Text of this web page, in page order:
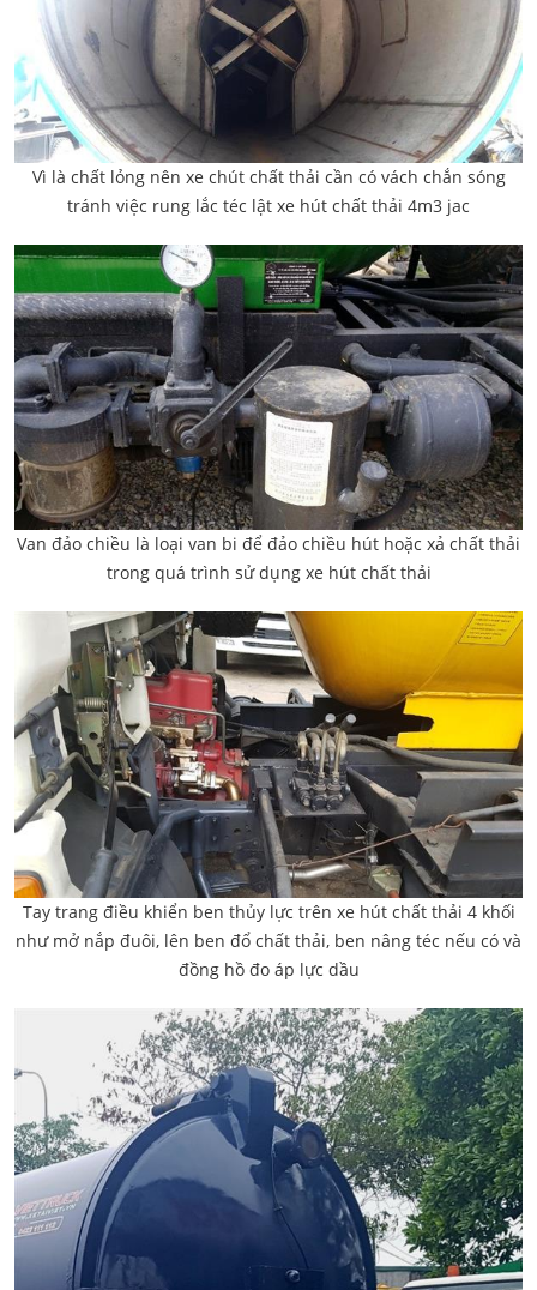
Vì là chất lỏng nên xe chút chất thải cần có vách chắn sóng
tránh việc rung lắc téc lật xe hút chất thải 4m3 jac
Van đảo chiều là loại van bi để đảo chiều hút hoặc xả chất thải
trong quá trình sử dụng xe hút chất thải
Tay trang điều khiển ben thủy lực trên xe hút chất thải 4 khối
như mở nắp đuôi, lên ben đổ chất thải, ben nâng téc nếu có và
đồng hồ đo áp lực dầu